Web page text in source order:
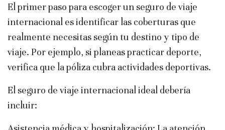
El primer paso para escoger un seguro de viaje
internacional es identificar las coberturas que
realmente necesitas según tu destino y tipo de
viaje. Por ejemplo, si planeas practicar deporte,
verifica que la póliza cubra actividades deportivas.
El seguro de viaje internacional ideal debería
incluir: